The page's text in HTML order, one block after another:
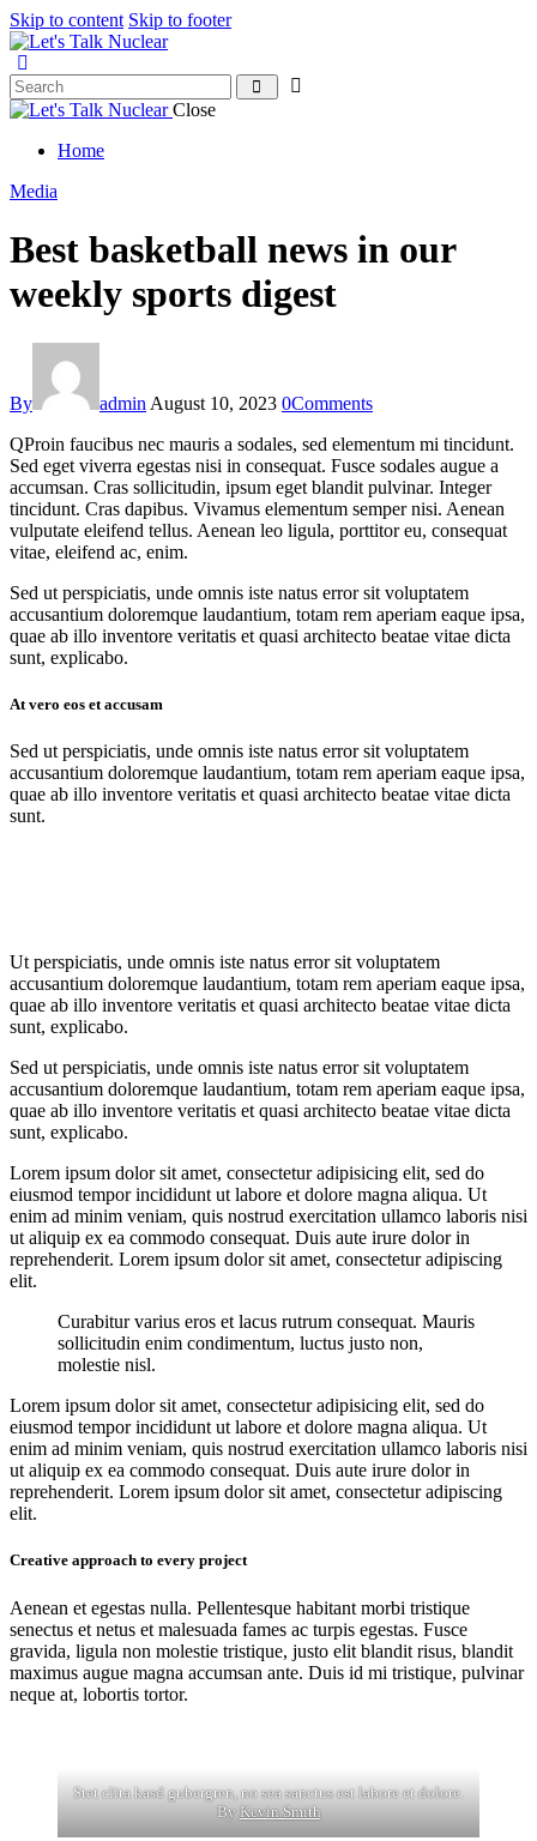
Skip to content Skip to footer
Close
Home
Media
Best basketball news in our
weekly sports digest
By admin August 10, 2023 0Comments
QProin faucibus nec mauris a sodales, sed elementum mi tincidunt.
Sed eget viverra egestas nisi in consequat. Fusce sodales augue a
accumsan. Cras sollicitudin, ipsum eget blandit pulvinar. Integer
tincidunt. Cras dapibus. Vivamus elementum semper nisi. Aenean
vulputate eleifend tellus. Aenean leo ligula, porttitor eu, consequat
vitae, eleifend ac, enim.
Sed ut perspiciatis, unde omnis iste natus error sit voluptatem
accusantium doloremque laudantium, totam rem aperiam eaque ipsa,
quae ab illo inventore veritatis et quasi architecto beatae vitae dicta
sunt, explicabo.
At vero eos et accusam
Sed ut perspiciatis, unde omnis iste natus error sit voluptatem
accusantium doloremque laudantium, totam rem aperiam eaque ipsa,
quae ab illo inventore veritatis et quasi architecto beatae vitae dicta
sunt.
Ut perspiciatis, unde omnis iste natus error sit voluptatem
accusantium doloremque laudantium, totam rem aperiam eaque ipsa,
quae ab illo inventore veritatis et quasi architecto beatae vitae dicta
sunt, explicabo.
Sed ut perspiciatis, unde omnis iste natus error sit voluptatem
accusantium doloremque laudantium, totam rem aperiam eaque ipsa,
quae ab illo inventore veritatis et quasi architecto beatae vitae dicta
sunt, explicabo.
Lorem ipsum dolor sit amet, consectetur adipisicing elit, sed do
eiusmod tempor incididunt ut labore et dolore magna aliqua. Ut
enim ad minim veniam, quis nostrud exercitation ullamco laboris nisi
ut aliquip ex ea commodo consequat. Duis aute irure dolor in
reprehenderit. Lorem ipsum dolor sit amet, consectetur adipiscing
elit.
Curabitur varius eros et lacus rutrum consequat. Mauris
sollicitudin enim condimentum, luctus justo non,
molestie nisl.
Lorem ipsum dolor sit amet, consectetur adipisicing elit, sed do
eiusmod tempor incididunt ut labore et dolore magna aliqua. Ut
enim ad minim veniam, quis nostrud exercitation ullamco laboris nisi
ut aliquip ex ea commodo consequat. Duis aute irure dolor in
reprehenderit. Lorem ipsum dolor sit amet, consectetur adipiscing
elit.
Creative approach to every project
Aenean et egestas nulla. Pellentesque habitant morbi tristique
senectus et netus et malesuada fames ac turpis egestas. Fusce
gravida, ligula non molestie tristique, justo elit blandit risus, blandit
maximus augue magna accumsan ante. Duis id mi tristique, pulvinar
neque at, lobortis tortor.
Stet clita kasd gubergren, no sea sanctus est labore et dolore.
By Kevin Smith